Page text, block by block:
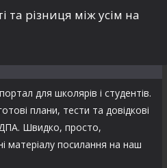
та різниця між усім на
для школярів і студентів.
плани, тести та довідкові
Швидко, просто,
матеріалу посилання на наш